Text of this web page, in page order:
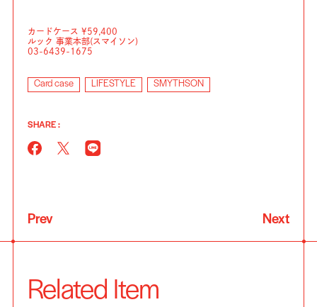
カードケース ¥59,400
ルック 事業本部(スマイソン)
03-6439-1675
Card case LIFESTYLE SMYTHSON
SHARE :
Prev Next
Related Item